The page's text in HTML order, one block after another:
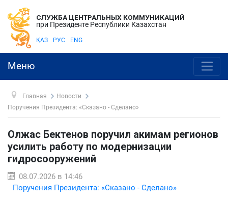
СЛУЖБА ЦЕНТРАЛЬНЫХ КОММУНИКАЦИЙ
при Президенте Республики Казахстан
ҚАЗ РУС ENG
Меню
Главная
Новости
Поручения Президента: «Сказано - Сделано»
Олжас Бектенов поручил акимам регионов
усилить работу по модернизации
гидросооружений
08.07.2026 в 14:46
Поручения Президента: «Сказано - Сделано»